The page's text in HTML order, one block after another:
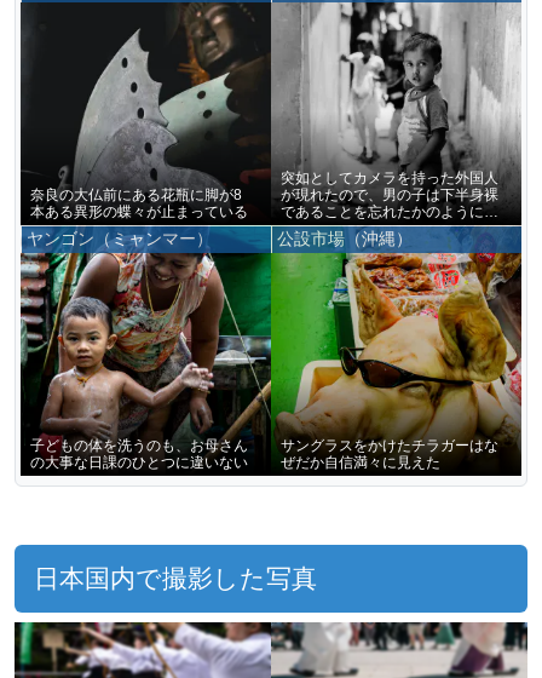
奈良の大仏前にある花瓶に脚が8
本ある異形の蝶々が止まっている
突如としてカメラを持った外国人
が現れたので、男の子は下半身裸
であることを忘れたかのように僕
をじっと見つめ続けていた
ヤンゴン（ミャンマー）
子どもの体を洗うのも、お母さん
の大事な日課のひとつに違いない
公設市場（沖縄）
サングラスをかけたチラガーはな
ぜだか自信満々に見えた
日本国内で撮影した写真